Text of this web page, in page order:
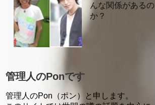
んな関係があるの
か？
管理人のPonです
管理人のPon（ポン）と申します。